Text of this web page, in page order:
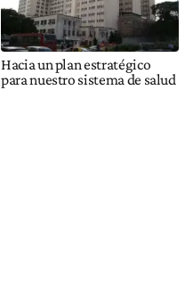
Hacia un plan estratégico
para nuestro sistema de salud